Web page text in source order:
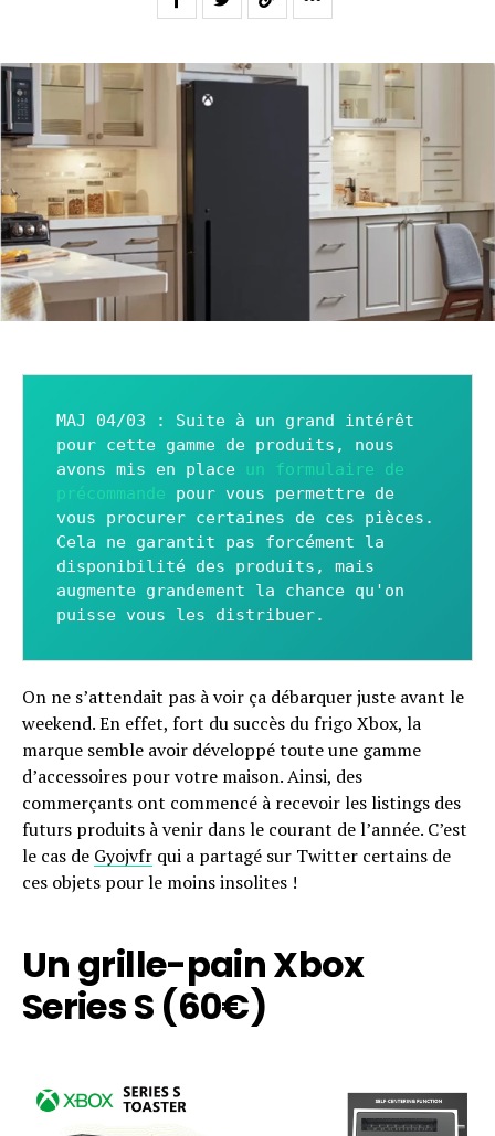
MAJ 04/03 : Suite à un grand intérêt
pour cette gamme de produits, nous
avons mis en place
un formulaire de
précommande pour vous permettre de
vous procurer certaines de ces pièces.
Cela ne garantit pas forcément la
disponibilité des produits, mais
augmente grandement la chance qu'on
puisse vous les distribuer.
On ne s’attendait pas à voir ça débarquer juste avant le
weekend. En effet, fort du succès du frigo Xbox, la
marque semble avoir développé toute une gamme
d’accessoires pour votre maison. Ainsi, des
commerçants ont commencé à recevoir les listings des
futurs produits à venir dans le courant de l’année. C’est
le cas de Gyojvfr qui a partagé sur Twitter certains de
ces objets pour le moins insolites !
Un grille-pain Xbox
Series S (60€)